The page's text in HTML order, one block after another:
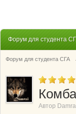
Форум для студента
Форум для студента СГА
Автор